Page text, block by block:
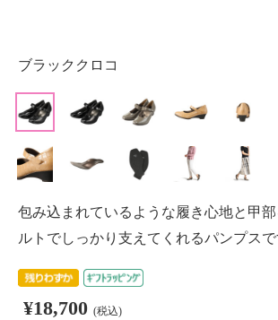
ブラッククロコ
包み込まれているような履き心地と甲
ルトでしっかり支えてくれるパンプスで
¥18,700 (税込)